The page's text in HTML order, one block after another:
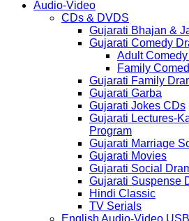
Audio-Video
CDs & DVDS
Gujarati Bhajan &
Gujarati Comedy
Adult
Family
Gujarati Family
Gujarati Garba
Gujarati Jokes CDs
Gujarati Lectures-
Program
Gujarati Marriage
Gujarati Movies
Gujarati Social
Gujarati Suspense
Hindi Classic
TV Serials
English Audio-Video